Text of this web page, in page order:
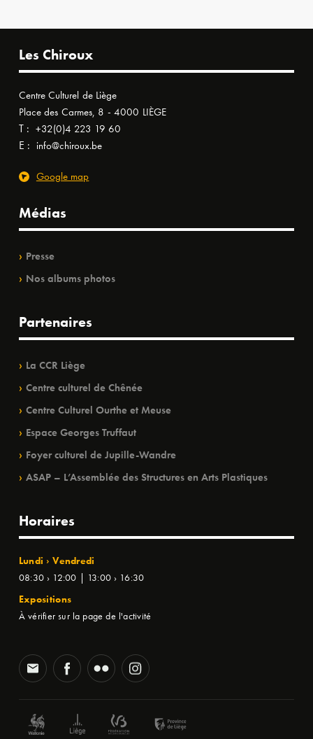
Les Chiroux
Centre Culturel de Liège
Place des Carmes, 8 - 4000 LIÈGE
T : +32(0)4 223 19 60
E : info@chiroux.be
Google map
Médias
Presse
Nos albums photos
Partenaires
La CCR Liège
Centre culturel de Chênée
Centre Culturel Ourthe et Meuse
Espace Georges Truffaut
Foyer culturel de Jupille-Wandre
ASAP – L’Assemblée des Structures en Arts Plastiques
Horaires
Lundi › Vendredi
08:30 › 12:00 | 13:00 › 16:30
Expositions
À vérifier sur la page de l'activité